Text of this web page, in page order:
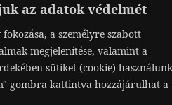
az adatok védelmét
a személyre szabott
megjelenítése, valamint a
sütiket (cookie)
gombra kattintva hozzájárulhat a